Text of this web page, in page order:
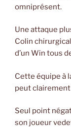
omniprésent.
Une attaque
Colin
d’un Win tous
Cette équipe à
peut
Seul point
son joueur